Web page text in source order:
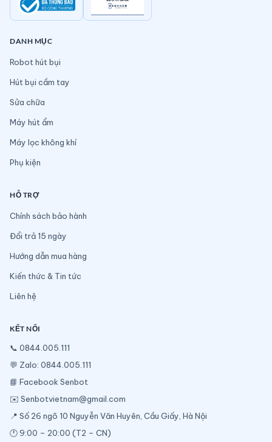
DANH MỤC
Robot hút bụi
Hút bụi cầm tay
Sửa chữa
Máy hút ẩm
Máy lọc không khí
Phụ kiện
HỖ TRỢ
Chính sách bảo hành
Đổi trả 15 ngày
Hướng dẫn mua hàng
Kiến thức & Tin tức
Liên hệ
KẾT NỐI
📞 0844.005.111
💬 Zalo: 0844.005.111
📘 Facebook Senbot
✉️ Senbotvietnam@gmail.com
📍 Số 26 ngõ 10 Nguyễn Văn Huyên, Cầu Giấy, Hà Nội
🕐 9:00 – 20:00 (T2 – CN)